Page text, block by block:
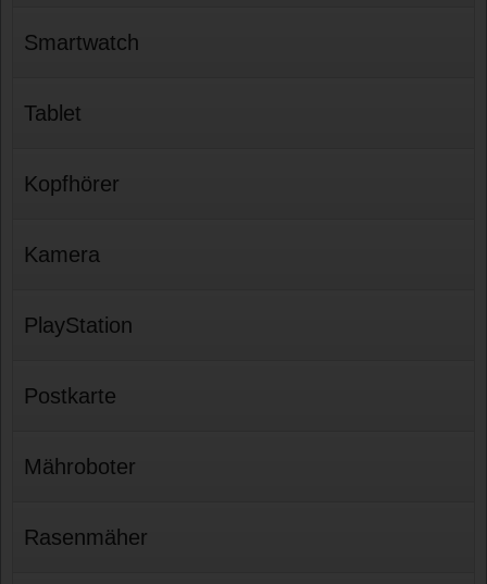
Smartwatch
Tablet
Kopfhörer
Kamera
PlayStation
Postkarte
Mähroboter
Rasenmäher